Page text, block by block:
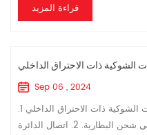
قراءة المزيد
الشوكية ذات الاحتراق الداخلي
Sep 06 , 2024
الأخطاء الشائعة وطرق إصلاح الرافعات الشوكية ذات الاحتراق الداخلي 1.
بطارية الرافعة الشوكية منخفضة جدًا في شحن البطارية. 2. اتصال الدائرة